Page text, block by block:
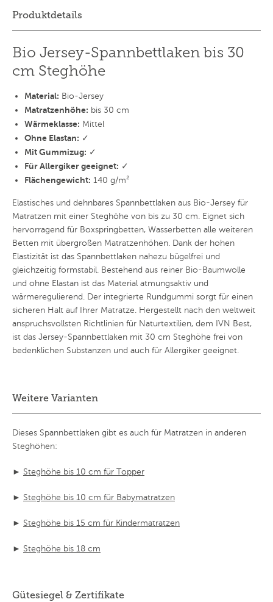
Produktdetails
Bio Jersey-Spannbettlaken bis 30
cm Steghöhe
Material: Bio-Jersey
Matratzenhöhe: bis 30 cm
Wärmeklasse: Mittel
Ohne Elastan: ✓
Mit Gummizug: ✓
Für Allergiker geeignet: ✓
Flächengewicht: 140 g/m²
Elastisches und dehnbares Spannbettlaken aus Bio-Jersey für
Matratzen mit einer Steghöhe von bis zu 30 cm. Eignet sich
hervorragend für Boxspringbetten, Wasserbetten alle weiteren
Betten mit übergroßen Matratzenhöhen. Dank der hohen
Elastizität ist das Spannbettlaken nahezu bügelfrei und
gleichzeitig formstabil. Bestehend aus reiner Bio-Baumwolle
und ohne Elastan ist das Material atmungsaktiv und
wärmeregulierend. Der integrierte Rundgummi sorgt für einen
sicheren Halt auf Ihrer Matratze. Hergestellt nach den weltweit
anspruchsvollsten Richtlinien für Naturtextilien, dem IVN Best,
ist das Jersey-Spannbettlaken mit 30 cm Steghöhe frei von
bedenklichen Substanzen und auch für Allergiker geeignet.
Weitere Varianten
Dieses Spannbettlaken gibt es auch für Matratzen in anderen
Steghöhen:
► Steghöhe bis 10 cm für Topper
► Steghöhe bis 10 cm für Babymatratzen
► Steghöhe bis 15 cm für Kindermatratzen
► Steghöhe bis 18 cm
Gütesiegel & Zertifikate